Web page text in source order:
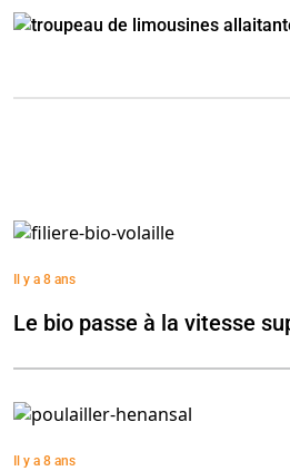
Il y a 8 ans
Le bio passe à la vitesse
Il y a 8 ans